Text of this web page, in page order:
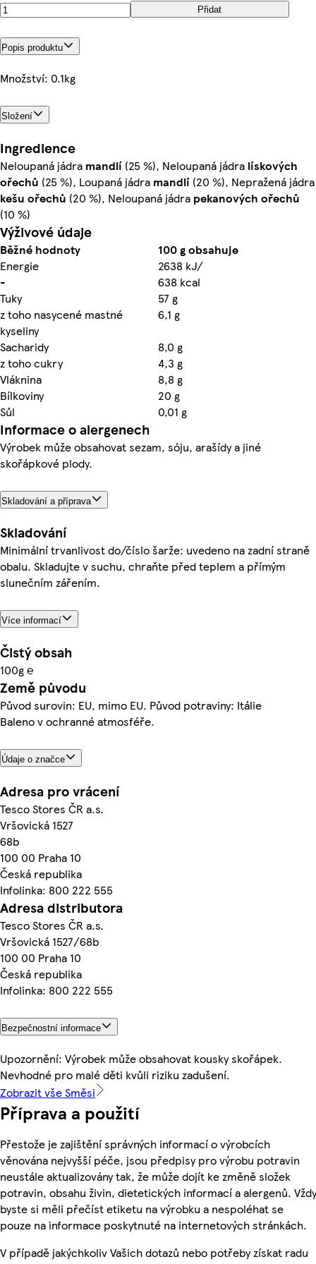
Přidat
Popis produktu
Množství: 0.1kg
Složení
Ingredience
Neloupaná jádra mandlí (25 %), Neloupaná jádra lískových
ořechů (25 %), Loupaná jádra mandlí (20 %), Nepražená jádra
kešu ořechů (20 %), Neloupaná jádra pekanových ořechů
(10 %)
Výživové údaje
Běžné hodnoty
100 g obsahuje
Energie
2638 kJ/
-
638 kcal
Tuky
57 g
z toho nasycené mastné
kyseliny
6,1 g
Sacharidy
8,0 g
z toho cukry
4,3 g
Vláknina
8,8 g
Bílkoviny
20 g
Sůl
0,01 g
Informace o alergenech
Výrobek může obsahovat sezam, sóju, arašídy a jiné
skořápkové plody.
Skladování a příprava
Skladování
Minimální trvanlivost do/číslo šarže: uvedeno na zadní straně
obalu. Skladujte v suchu, chraňte před teplem a přímým
slunečním zářením.
Více informací
Čistý obsah
100g ℮
Země původu
Původ surovin: EU, mimo EU. Původ potraviny: Itálie
Baleno v ochranné atmosféře.
Údaje o značce
Adresa pro vrácení
Tesco Stores ČR a.s.
Vršovická 1527
68b
100 00 Praha 10
Česká republika
Infolinka: 800 222 555
Adresa distributora
Tesco Stores ČR a.s.
Vršovická 1527/68b
100 00 Praha 10
Česká republika
Infolinka: 800 222 555
Bezpečnostní informace
Upozornění: Výrobek může obsahovat kousky skořápek.
Nevhodné pro malé děti kvůli riziku zadušení.
Zobrazit vše Směsi
Příprava a použití
Přestože je zajištění správných informací o výrobcích
věnována nejvyšší péče, jsou předpisy pro výrobu potravin
neustále aktualizovány tak, že může dojít ke změně složek
potravin, obsahu živin, dietetických informací a alergenů. Vždy
byste si měli přečíst etiketu na výrobku a nespoléhat se
pouze na informace poskytnuté na internetových stránkách.
V případě jakýchkoliv Vašich dotazů nebo potřeby získat radu